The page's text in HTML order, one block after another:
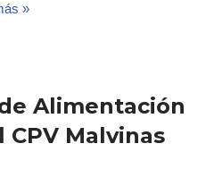
»
Alimentación
Malvinas